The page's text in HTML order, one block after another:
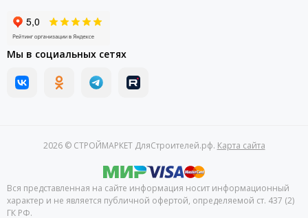
Мы в социальных сетях
2026 © СТРОЙМАРКЕТ ДляСтроителей.рф. Карта сайта
Вся представленная на сайте информация носит информационный
характер и не является публичной офертой, определяемой ст. 437 (2)
ГК РФ.